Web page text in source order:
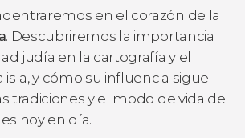
en el corazón de la
. Descubriremos la importancia
judía en la cartografía y el
isla, y cómo su influencia sigue
tradiciones y el modo de vida de
hoy en día.